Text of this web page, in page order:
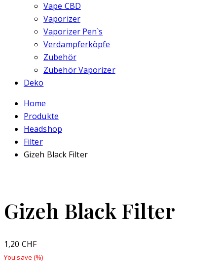
Vape CBD
Vaporizer
Vaporizer Pen`s
Verdampferköpfe
Zubehör
Zubehör Vaporizer
Deko
Home
Produkte
Headshop
Filter
Gizeh Black Filter
Gizeh Black Filter
1,20 CHF
You save (%)